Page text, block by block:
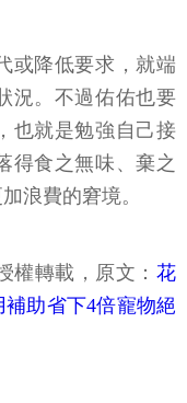
或降低要求，就端
況。不過佑佑也要
也就是勉強自己接
得食之無味、棄之
浪費的窘境。
權轉載，原文：花
助省下4倍寵物絕